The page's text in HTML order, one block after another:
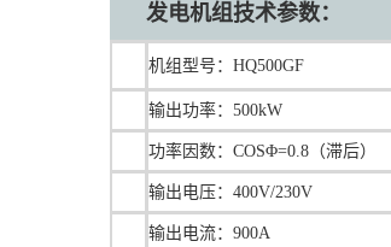
发电机组技术参数：
机组型号：HQ500GF
输出功率：500kW
功率因数：COSΦ=0.8（滞后）
输出电压：400V/230V
输出电流：900A